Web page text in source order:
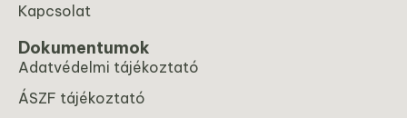
Kapcsolat
Dokumentumok
Adatvédelmi tájékoztató
ÁSZF tájékoztató